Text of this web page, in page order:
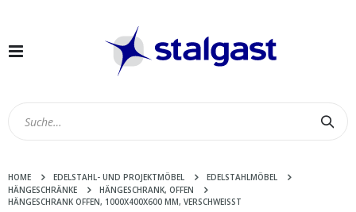
Navigation
HOME EDELSTAHL- UND PROJEKTMÖBEL
EDELSTAHLMÖBEL
HÄNGESCHRÄNKE
HÄNGESCHRANK, OFFEN
HÄNGESCHRANK OFFEN, 1000X400X600 MM, VERSCHWEISST